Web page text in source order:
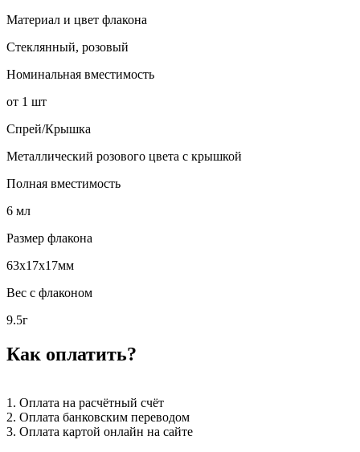
Материал и цвет флакона
Стеклянный, розовый
Номинальная вместимость
от 1 шт
Спрей/Крышка
Металлический розового цвета с крышкой
Полная вместимость
6 мл
Размер флакона
63х17х17мм
Вес с флаконом
9.5г
Как оплатить?
1. Оплата на расчётный счёт
2. Оплата банковским переводом
3. Оплата картой онлайн на сайте